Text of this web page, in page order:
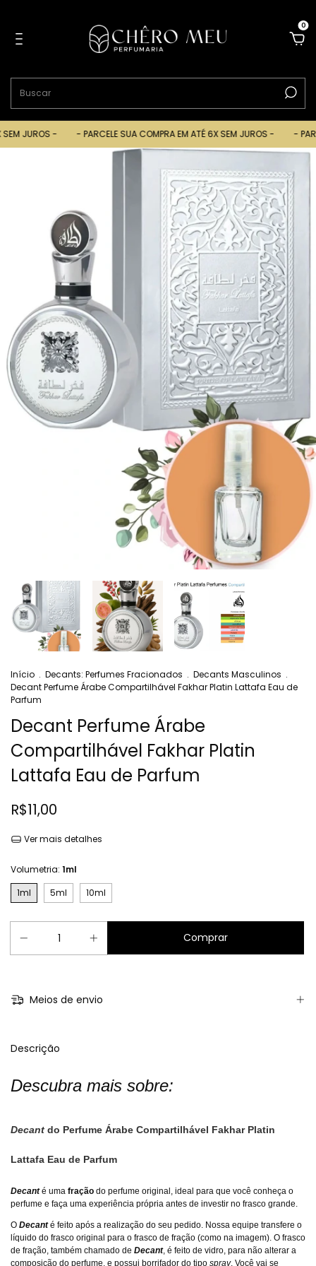
0
JUROS - - PARCELE SUA COMPRA EM ATÉ 6X SEM JUROS - -
Início . Decants: Perfumes Fracionados . Decants Masculinos .
Decant Perfume Árabe Compartilhável Fakhar Platin Lattafa Eau de
Parfum
Decant Perfume Árabe
Compartilhável Fakhar Platin
Lattafa Eau de Parfum
R$11,00
Ver mais detalhes
Volumetria: 1ml
1ml
5ml 10ml
Meios de envio
Descrição
Descubra mais sobre:
Decant do Perfume Árabe Compartilhável Fakhar Platin
Lattafa Eau de Parfum
Decanté uma fração do perfume original, ideal para que você conheça o
perfume e faça uma experiência própria antes de investir no frasco grande.
O Decanté feito após a realização do seu pedido. Nossa equipe transfere o
líquido do frasco original para o frasco de fração (como na imagem). O frasco
de fração, também chamado de Decant, é feito de vidro, para não alterar a
composição do perfume, e possui borrifador do tipo spray. Você vai se